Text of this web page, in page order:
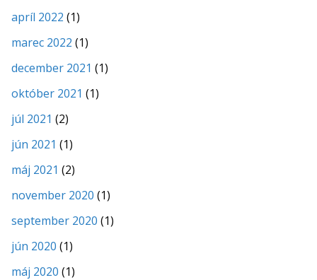
apríl 2022 (1)
marec 2022 (1)
december 2021 (1)
október 2021 (1)
júl 2021 (2)
jún 2021 (1)
máj 2021 (2)
november 2020 (1)
september 2020 (1)
jún 2020 (1)
máj 2020 (1)